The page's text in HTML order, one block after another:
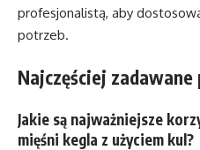
profesjonalistą, aby
potrzeb.
Najczęściej zadawane
Jakie są najważniejsze
mięśni kegla z użyciem kul?